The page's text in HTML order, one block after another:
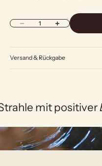
Anzahl verringernAnzahl erhöhen
Versand & Rückgabe
mit positiver